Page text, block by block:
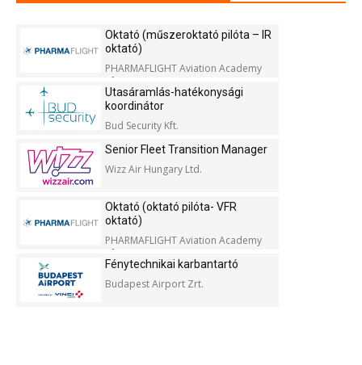
Oktató (műszeroktató pilóta – IR
oktató)
PHARMAFLIGHT Aviation Academy
Kft.
Utasáramlás-hatékonysági
koordinátor
Bud Security Kft.
Senior Fleet Transition Manager
Wizz Air Hungary Ltd.
Oktató (oktató pilóta- VFR
oktató)
PHARMAFLIGHT Aviation Academy
Kft.
Fénytechnikai karbantartó
Budapest Airport Zrt.